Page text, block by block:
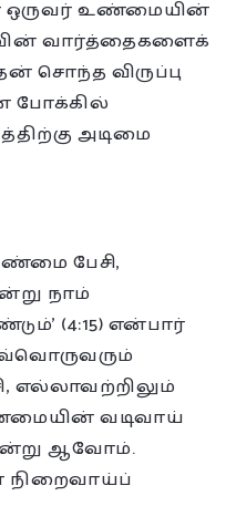
ஒருவர் உண்மையின்
வார்த்தைகளைக்
சொந்த விருப்பு
போக்கில்
அடிமை
பேசி,
நாம்
(4:15) என்பார்
எல்லாவற்றிலும்
வடிவாய்
ஆவோம்.